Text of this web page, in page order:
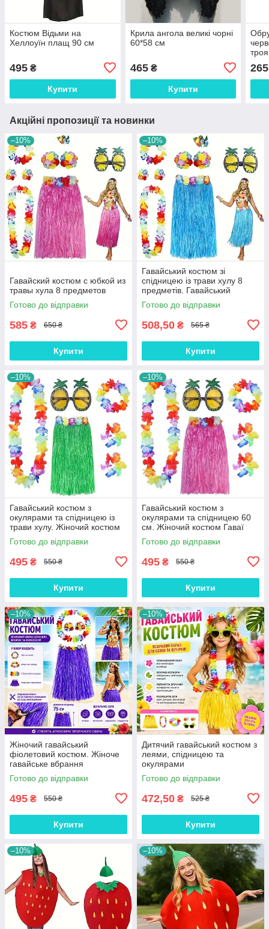
Костюм Відьми на
Хеллоуїн плащ 90 см
495 ₴
Купити
Крила ангола великі чорні
60*58 см
465₴
Купити
265
Акційні пропозиції та новинки
–10%
Гавайский костюм с юбкой из
травы хула 8 предметов
Готово до відправки
585 ₴ 650 ₴
Купити
–10%
Гавайський костюм зі
спідницею із трави хулу 8
предметів. Гавайський
костюм із довгою спідницею
Готово до відправки
508,50 ₴ 565 ₴
Купити
–10%
Гавайський костюм з
окулярами та спідницею із
трави хулу. Жіночий костюм
Гаваї зелений
Готово до відправки
495 ₴ 550 ₴
Купити
–10%
Гавайський костюм з
окулярами та спідницею 60
см. Жіночий костюм Гаваї
рожевий
Готово до відправки
495 ₴ 550 ₴
Купити
–10%
Жіночий гавайський
фіолетовий костюм. Жіноче
гавайське вбрання
Готово до відправки
495 ₴ 550 ₴
Купити
–10%
Дитячий гавайський костюм з
леями, спідницею та
окулярами
Готово до відправки
472,50 ₴ 525 ₴
Купити
–10% –10%